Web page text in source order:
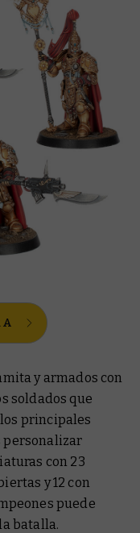
y armados con
soldados que
principales
personalizar
con 23
y 12 con
puede
batalla.